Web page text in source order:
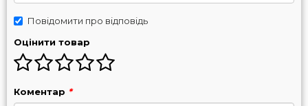
Повідомити про відповідь
Оцінити товар
Коментар *